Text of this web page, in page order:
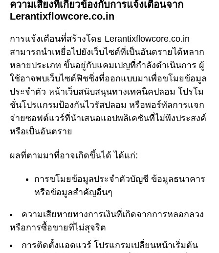
ความเสี่ยงที่เกี่ยวข้องกับการแจ้งเตือนจาก
Lerantixflowcore.co.in
การแจ้งเตือนที่สร้างโดย Lerantixflowcore.co.in
สามารถนำเหยื่อไปยังเว็บไซต์ที่เป็นอันตรายได้หลาก
หลายประเภท ขึ้นอยู่กับแคมเปญที่กำลังดำเนินการ ผู้
ใช้อาจพบเว็บไซต์ฟิชชิ่งที่ออกแบบมาเพื่อขโมยข้อมูล
ประจำตัว หน้าเว็บสนับสนุนทางเทคนิคปลอม โปรโม
ชั่นโปรแกรมป้องกันไวรัสปลอม หรือพอร์ทัลการแจก
จ่ายซอฟต์แวร์ที่นำเสนอแอปพลิเคชันที่ไม่พึงประสงค์
หรือเป็นอันตราย
ผลที่ตามมาที่อาจเกิดขึ้นได้ ได้แก่:
การขโมยข้อมูลประจำตัวบัญชี ข้อมูลธนาคาร
หรือข้อมูลสำคัญอื่นๆ
ความเสียหายทางการเงินที่เกิดจากการหลอกลวง
หรือการซื้อขายที่ไม่สุจริต
การติดตั้งแอดแวร์ โปรแกรมเปลี่ยนหน้าเริ่มต้น